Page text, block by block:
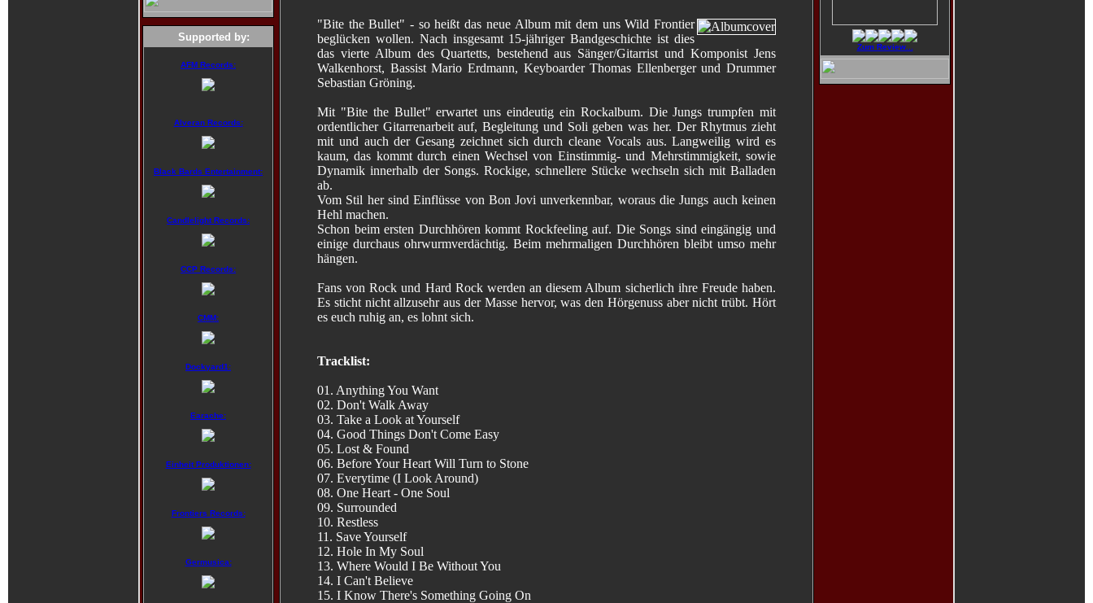
Supported by:
AFM Records:
Alveran Records:
Black Bards Entertainment:
Candlelight Records:
CCP Records:
CMM:
Dockyard1:
Earache:
Einheit Produktionen:
Frontiers Records:
Germusica:
"Bite the Bullet" - so heißt das neue Album mit dem uns Wild Frontier
beglücken wollen. Nach insgesamt 15-jähriger Bandgeschichte ist dies
das vierte Album des Quartetts, bestehend aus Sänger/Gitarrist und Komponist Jens
Walkenhorst, Bassist Mario Erdmann, Keyboarder Thomas Ellenberger und Drummer
Sebastian Gröning.
Mit "Bite the Bullet" erwartet uns eindeutig ein Rockalbum. Die Jungs trumpfen mit
ordentlicher Gitarrenarbeit auf, Begleitung und Soli geben was her. Der Rhytmus zieht
mit und auch der Gesang zeichnet sich durch cleane Vocals aus. Langweilig wird es
kaum, das kommt durch einen Wechsel von Einstimmig- und Mehrstimmigkeit, sowie
Dynamik innerhalb der Songs. Rockige, schnellere Stücke wechseln sich mit Balladen
ab.
Vom Stil her sind Einflüsse von Bon Jovi unverkennbar, woraus die Jungs auch keinen
Hehl machen.
Schon beim ersten Durchhören kommt Rockfeeling auf. Die Songs sind eingängig und
einige durchaus ohrwurmverdächtig. Beim mehrmaligen Durchhören bleibt umso mehr
hängen.
Fans von Rock und Hard Rock werden an diesem Album sicherlich ihre Freude haben.
Es sticht nicht allzusehr aus der Masse hervor, was den Hörgenuss aber nicht trübt. Hört
es euch ruhig an, es lohnt sich.
Tracklist:
01. Anything You Want
02. Don't Walk Away
03. Take a Look at Yourself
04. Good Things Don't Come Easy
05. Lost & Found
06. Before Your Heart Will Turn to Stone
07. Everytime (I Look Around)
08. One Heart - One Soul
09. Surrounded
10. Restless
11. Save Yourself
12. Hole In My Soul
13. Where Would I Be Without You
14. I Can't Believe
15. I Know There's Something Going On
Zum Review...